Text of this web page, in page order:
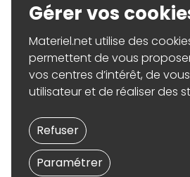
Gérer vos
Materiel.net utilise des
permettent de vous
vos centres d’intérêt, de
utilisateur et de réaliser des
Paramétrer
Refuser